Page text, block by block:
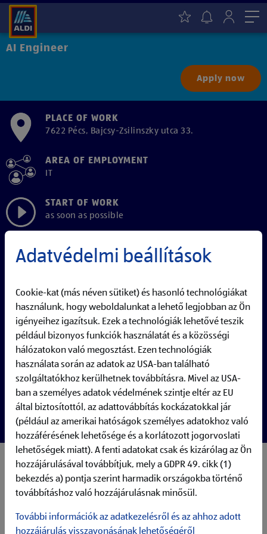
AI Engineer
Apply now
PLACE OF WORK
7622 Pécs, Bajcsy-Zsilinszky utca 33.
AREA OF EMPLOYMENT
IT
START OF WORK
as soon as possible
EMPLOYMENT TYPE
Full-time
My responsibilities:
Design, architect, and develop high-quality backend
infrastructure for robust, scalable Generative AI (GenAI)
Implement scalable (custom) SAP AI products utilizing the
services from SAP BTP and other cloud services such as
Adatvédelmi beállítások
Cookie-kat (más néven sütiket) és hasonló technológiákat
használunk, hogy weboldalunkat a lehető legjobban az Ön
igényeihez igazítsuk. Ezek a technológiák lehetővé teszik
például bizonyos funkciók használatát és a közösségi
hálózatokon való megosztást. Ezen technológiák
használata során az adatok az USA-ban található
szolgáltatókhoz kerülhetnek továbbításra. Mivel az USA-
ban a személyes adatok védelmének szintje eltér az EU
által biztosítottól, az adattovábbítás kockázatokkal jár
(például az amerikai hatóságok személyes adatokhoz való
hozzáférésének lehetősége és a korlátozott jogorvoslati
lehetőségek miatt). A fenti adatokat csak és kizárólag az Ön
hozzájárulásával továbbítjuk, mely a GDPR 49. cikk (1)
bekezdés a) pontja szerint harmadik országokba történő
továbbításhoz való hozzájárulásnak minősül.
További információk az adatkezelésről és az ahhoz adott
hozzájárulás visszavonásának lehetőségéről